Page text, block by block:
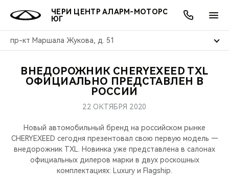
ЧЕРИ ЦЕНТР АЛАРМ-МОТОРС
ЮГ
пр-кт Маршала Жукова, д. 51
МОДЕЛИ
СЕДАНЫ
ПОКУПАТЕЛЯМ
КРЕДИТ И СТРАХОВАНИЕ
ВЛАДЕЛЬЦАМ
ЗАПЧАСТИ И АКСЕССУАРЫ
ПОДДЕРЖКА
МИР CHERY
О БРЕНДЕ
CHERY В СОЦСЕТЯХ
АКЦИИ
ОНЛАЙН СЕРВИСЫ
КРЕДИТ
О КОМПАНИИ
МЫ В СОЦСЕТЯХ
ВНЕДОРОЖНИК CHERYEXEED TXL
ОФИЦИАЛЬНО ПРЕДСТАВЛЕН В
РОССИИ
22 ОКТЯБРЯ 2020
Новый автомобильный бренд на российском рынке
CHERYEXEED сегодня презентовал свою первую модель —
внедорожник TXL. Новинка уже представлена в салонах
официальных дилеров марки в двух роскошных
комплектациях: Luxury и Flagship.